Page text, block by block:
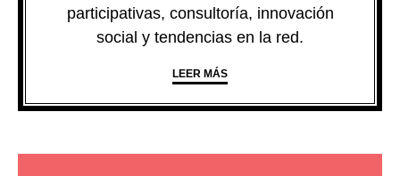
participativas, consultoría, innovación
social y tendencias en la red.
LEER MÁS